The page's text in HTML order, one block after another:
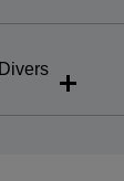
Divers